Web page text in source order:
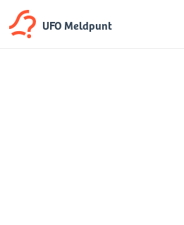
UFO Meldpunt